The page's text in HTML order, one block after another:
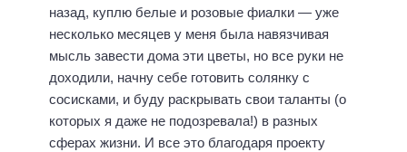
назад, куплю белые и розовые фиалки — уже
несколько месяцев у меня была навязчивая
мысль завести дома эти цветы, но все руки не
доходили, начну себе готовить солянку с
сосисками, и буду раскрывать свои таланты (о
которых я даже не подозревала!) в разных
сферах жизни. И все это благодаря проекту